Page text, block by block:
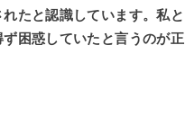
たと認識しています。私と
困惑していたと言うのが正